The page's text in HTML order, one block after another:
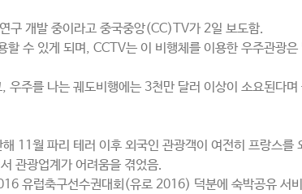
구 개발 중이라고 중국중앙(CC)TV가 2일 보도함.
수 있게 되며, CCTV는 이 비행체를 이용한 우주관광
주를 나는 궤도비행에는 3천만 달러 이상이 소요된다
11월 파리 테러 이후 외국인 관광객이 여전히 프랑스를
관광업계가 어려움을 겪었음.
유럽축구선수권대회(유로 2016) 덕분에 숙박공유 서